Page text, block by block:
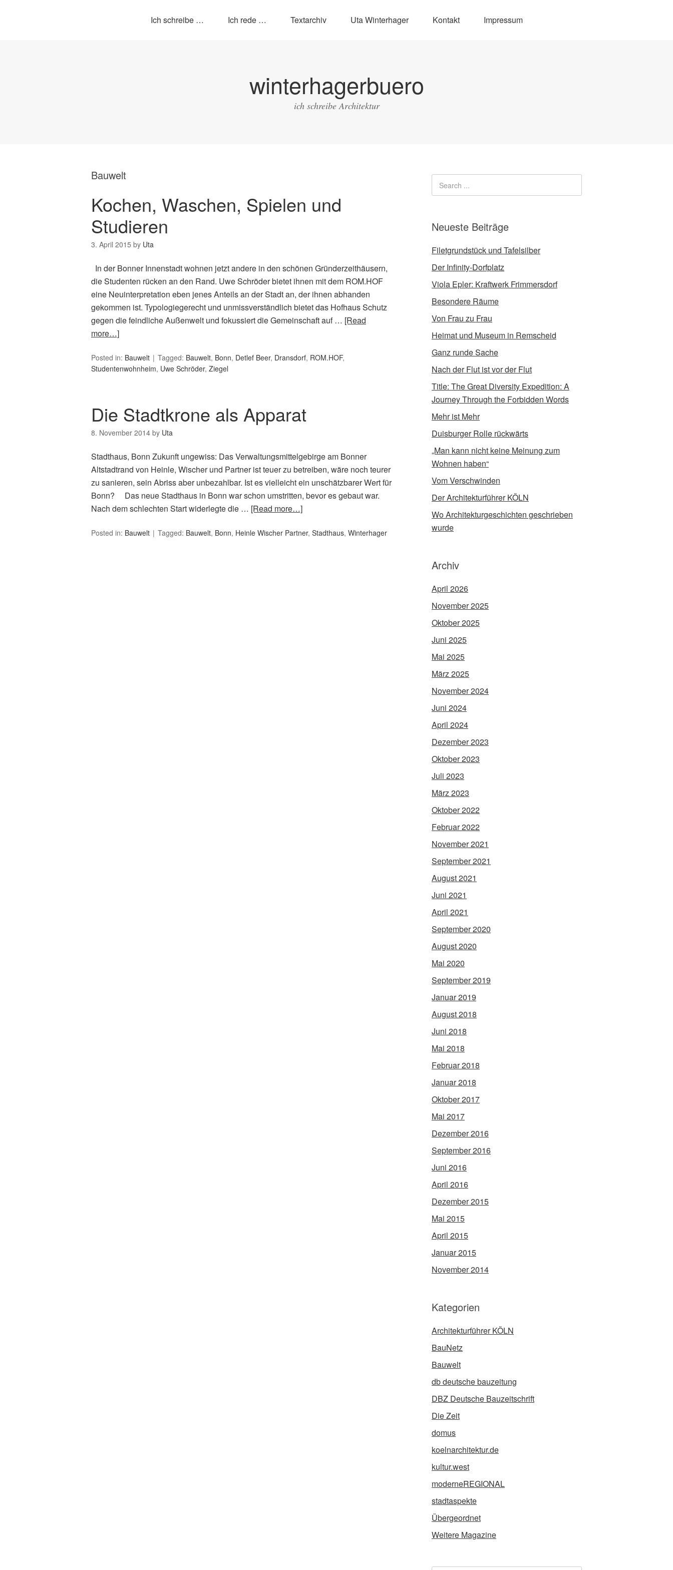
Ich schreibe … Ich rede … Textarchiv Uta Winterhager Kontakt Impressum
winterhagerbuero
ich schreibe Architektur
Bauwelt
Kochen, Waschen, Spielen und
Studieren
3. April 2015 by Uta
In der Bonner Innenstadt wohnen jetzt andere in den schönen Gründerzeithäusern,
die Studenten rücken an den Rand. Uwe Schröder bietet ihnen mit dem ROM.HOF
eine Neuinterpretation eben jenes Anteils an der Stadt an, der ihnen abhanden
gekommen ist. Typologiegerecht und unmissverständlich bietet das Hofhaus Schutz
gegen die feindliche Außenwelt und fokussiert die Gemeinschaft auf … [Read
more…]
Posted in: Bauwelt Tagged: Bauwelt, Bonn, Detlef Beer, Dransdorf, ROM.HOF,
Studentenwohnheim, Uwe Schröder, Ziegel
Die Stadtkrone als Apparat
8. November 2014 by Uta
Stadthaus, Bonn Zukunft ungewiss: Das Verwaltungsmittelgebirge am Bonner
Altstadtrand von Heinle, Wischer und Partner ist teuer zu betreiben, wäre noch teurer
zu sanieren, sein Abriss aber unbezahlbar. Ist es vielleicht ein unschätzbarer Wert für
Bonn? Das neue Stadthaus in Bonn war schon umstritten, bevor es gebaut war.
Nach dem schlechten Start widerlegte die … [Read more…]
Posted in: Bauwelt Tagged: Bauwelt, Bonn, Heinle Wischer Partner, Stadthaus, Winterhager
Neueste Beiträge
Filetgrundstück und Tafelsilber
Der Infinity-Dorfplatz
Viola Epler: Kraftwerk Frimmersdorf
Besondere Räume
Von Frau zu Frau
Heimat und Museum in Remscheid
Ganz runde Sache
Nach der Flut ist vor der Flut
Title: The Great Diversity Expedition: A
Journey Through the Forbidden Words
Mehr ist Mehr
Duisburger Rolle rückwärts
„Man kann nicht keine Meinung zum
Wohnen haben“
Vom Verschwinden
Der Architekturführer KÖLN
Wo Architekturgeschichten geschrieben
wurde
Archiv
April 2026
November 2025
Oktober 2025
Juni 2025
Mai 2025
März 2025
November 2024
Juni 2024
April 2024
Dezember 2023
Oktober 2023
Juli 2023
März 2023
Oktober 2022
Februar 2022
November 2021
September 2021
August 2021
Juni 2021
April 2021
September 2020
August 2020
Mai 2020
September 2019
Januar 2019
August 2018
Juni 2018
Mai 2018
Februar 2018
Januar 2018
Oktober 2017
Mai 2017
Dezember 2016
September 2016
Juni 2016
April 2016
Dezember 2015
Mai 2015
April 2015
Januar 2015
November 2014
Kategorien
Architekturführer KÖLN
BauNetz
Bauwelt
db deutsche bauzeitung
DBZ Deutsche Bauzeitschrift
Die Zeit
domus
koelnarchitektur.de
kultur.west
moderneREGIONAL
stadtaspekte
Übergeordnet
Weitere Magazine